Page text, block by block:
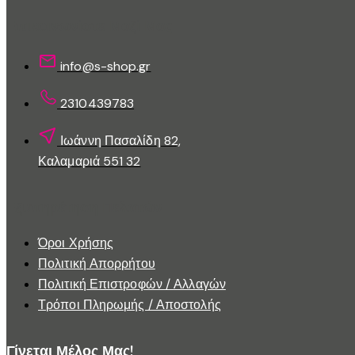
σελίδα
του
info@s-shop.gr
2310439783
Ιωάννη Πασαλίδη 82,
Καλαμαριά 551 32
Όροι Χρήσης
Πολιτική Απορρήτου
Πολιτική Επιστροφών / Αλλαγών
Τρόποι Πληρωμής / Αποστολής
Γίνεται Μέλος Μας!